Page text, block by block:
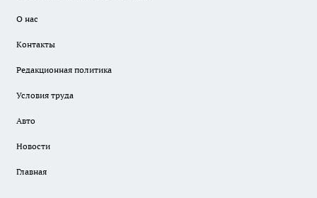
О нас
Контакты
Редакционная политика
Условия труда
Авто
Новости
Главная